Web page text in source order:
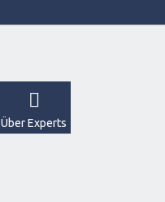
Über Experts